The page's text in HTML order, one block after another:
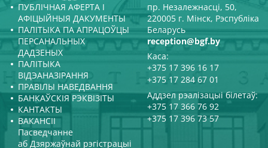
ПУБЛІЧНАЯ АФЕРТА І
АФІЦЫЙНЫЯ ДАКУМЕНТЫ
ПАЛІТЫКА ПА АПРАЦОЎЦЫ
ПЕРСАНАЛЬНЫХ
ДАДЗЕНЫХ
ПАЛІТЫКА
ВІДЭАНАЗІРАННЯ
ПРАВІЛЫ НАВЕДВАННЯ
БАНКАЎСКІЯ РЭКВІЗІТЫ
КАНТАКТЫ
ВАКАНСІІ
пр. Незалежнасці, 50,
220005 г. Мінск, Рэспубліка
Беларусь
reception@bgf.by
Каса:
+375 17 396 16 17
+375 17 284 67 01
Аддзел рэалізацыі білетаў:
+375 17 366 76 92
+375 17 396 73 57
Пасведчанне
аб Дзяржаўнай рэгістрацыі